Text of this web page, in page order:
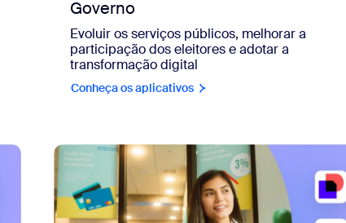
Governo
Evoluir os serviços públicos, melhorar a
participação dos eleitores e adotar a
transformação digital
Conheça os aplicativos